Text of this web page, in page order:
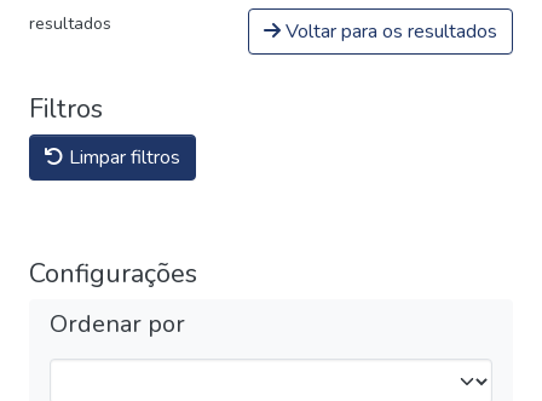
resultados Voltar para os resultados
Filtros
Limpar filtros
Configurações
Ordenar por